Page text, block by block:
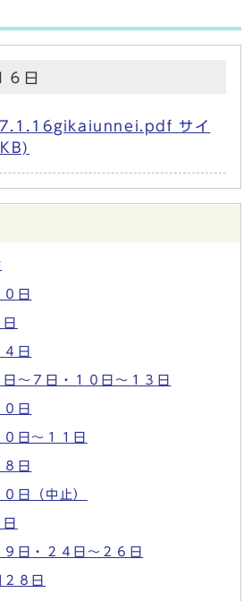
６日
サイ
日
日
～７日・１０日～１３日
日
日～１１日
日
日（中止）
日・２４日～２６日
８日